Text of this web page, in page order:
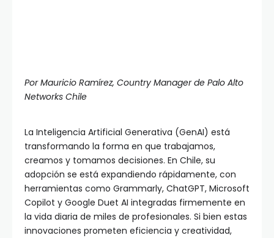
Por Mauricio Ramírez, Country Manager de Palo Alto
Networks Chile
La Inteligencia Artificial Generativa (GenAI) está
transformando la forma en que trabajamos,
creamos y tomamos decisiones. En Chile, su
adopción se está expandiendo rápidamente, con
herramientas como Grammarly, ChatGPT, Microsoft
Copilot y Google Duet AI integradas firmemente en
la vida diaria de miles de profesionales. Si bien estas
innovaciones prometen eficiencia y creatividad,